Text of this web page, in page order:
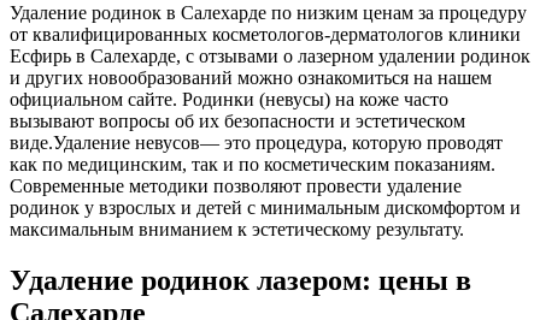
Удаление родинок в Салехарде по низким ценам за процедуру
от квалифицированных косметологов-дерматологов клиники
Есфирь в Салехарде, с отзывами о лазерном удалении родинок
и других новообразований можно ознакомиться на нашем
официальном сайте. Родинки (невусы) на коже часто
вызывают вопросы об их безопасности и эстетическом
виде.Удаление невусов— это процедура, которую проводят
как по медицинским, так и по косметическим показаниям.
Современные методики позволяют провести удаление
родинок у взрослых и детей с минимальным дискомфортом и
максимальным вниманием к эстетическому результату.
Удаление родинок лазером: цены в
Салехарде